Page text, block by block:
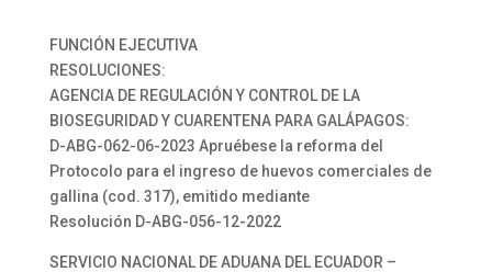
FUNCIÓN EJECUTIVA
RESOLUCIONES:
AGENCIA DE REGULACIÓN Y CONTROL DE LA
BIOSEGURIDAD Y CUARENTENA PARA GALÁPAGOS:
D-ABG-062-06-2023 Apruébese la reforma del
Protocolo para el ingreso de huevos comerciales de
gallina (cod. 317), emitido mediante
Resolución D-ABG-056-12-2022
SERVICIO NACIONAL DE ADUANA DEL ECUADOR –